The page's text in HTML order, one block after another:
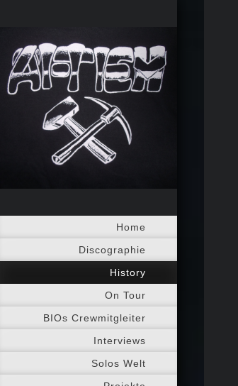
Home
Discographie
History
On Tour
BIOs Crewmitgleiter
Interviews
Solos Welt